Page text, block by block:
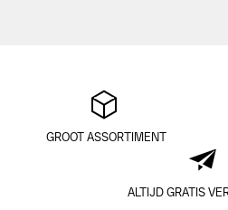
GROOT ASSORTIMENT
ALTIJD GRATIS